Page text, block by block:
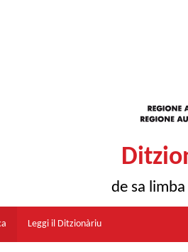
de sa
Leggi il Ditzionàriu